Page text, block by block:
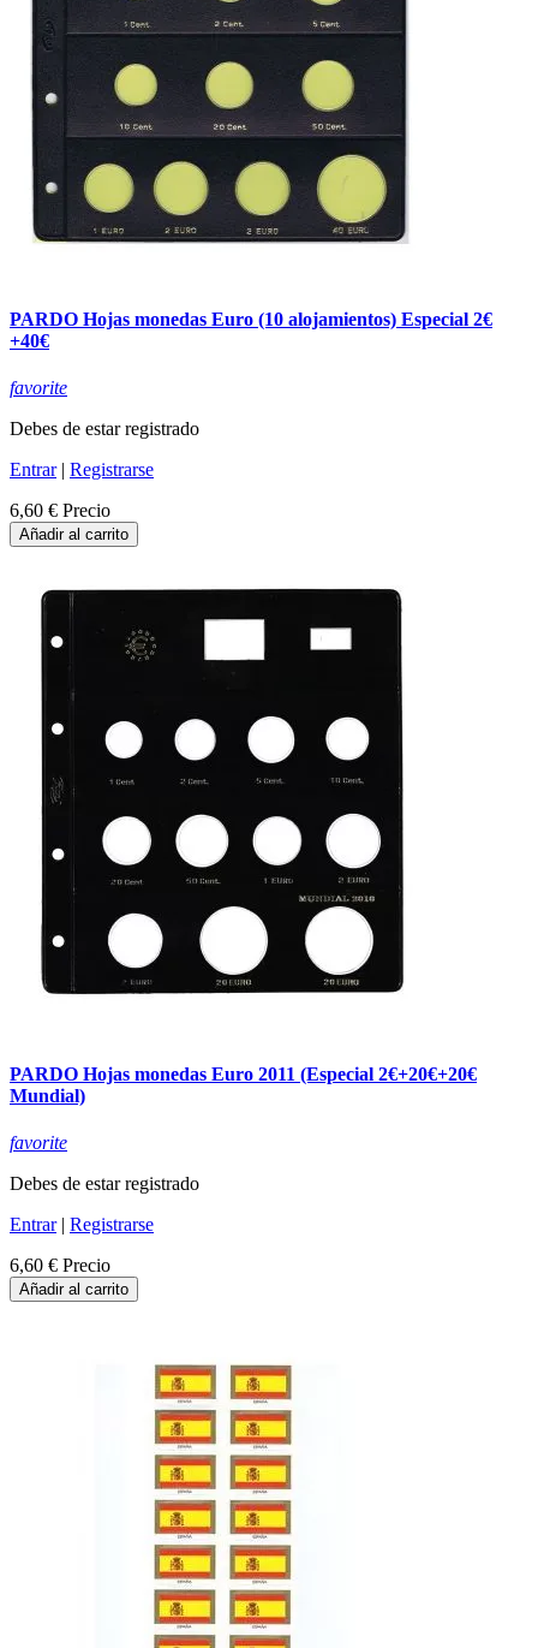
PARDO Hojas monedas Euro (10 alojamientos) Especial 2€
+40€
favorite
Debes de estar registrado
Entrar| Registrarse
6,60 € Precio
Añadir al carrito
PARDO Hojas monedas Euro 2011 (Especial 2€+20€+20€
Mundial)
favorite
Debes de estar registrado
Entrar| Registrarse
6,60 € Precio
Añadir al carrito